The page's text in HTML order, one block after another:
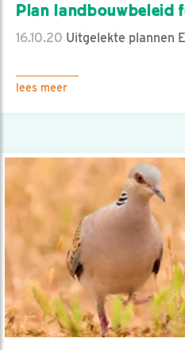
Plan landbouwbeleid
16.10.20 Uitgelekte plannen
lees meer